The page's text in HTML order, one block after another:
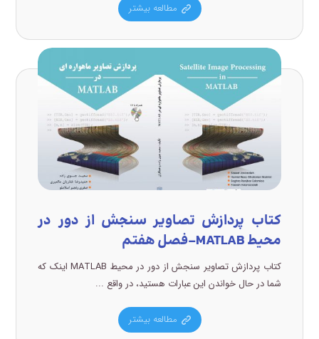
مطالعه بیشتر
کتاب پردازش تصاویر سنجش از دور در
محیط MATLAB-فصل هفتم
کتاب پردازش تصاویر سنجش از دور در محیط MATLAB اینک که
شما در حال خواندن این عبارات هستید، در واقع ...
مطالعه بیشتر